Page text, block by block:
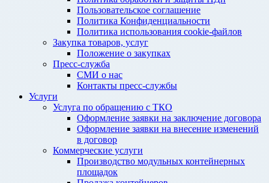
Пользовательское соглашение
Политика Конфиденциальности
Политика использования cookie-файлов
Закупка товаров, услуг
Положение о закупках
Пресс-служба
СМИ о нас
Контакты пресс-службы
Услуги
Услуга по обращению с ТКО
Оформление заявки на заключение договора
Оформление заявки на внесение изменений
в договор
Коммерческие услуги
Производство модульных контейнерных
площадок